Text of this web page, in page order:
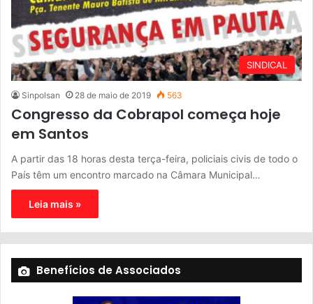
SINDICAL
Sinpolsan 28 de maio de 2019 563
Congresso da Cobrapol começa hoje
em Santos
A partir das 18 horas desta terça-feira, policiais civis de todo o
País têm um encontro marcado na Câmara Municipal…
Leia mais »
Benefícios de Associados